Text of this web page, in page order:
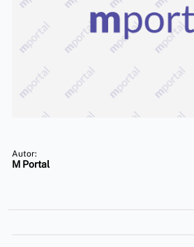
Autor:
M Portal